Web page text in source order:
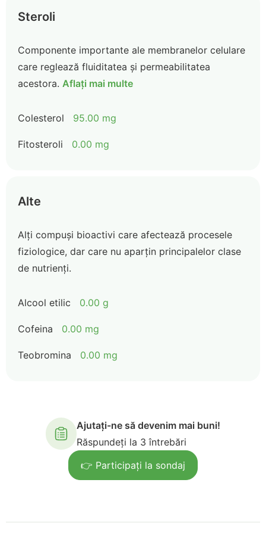
Steroli
Componente importante ale membranelor celulare
care reglează fluiditatea și permeabilitatea
acestora. Aflați mai multe
Colesterol 95.00 mg
Fitosteroli 0.00 mg
Alte
Alți compuși bioactivi care afectează procesele
fiziologice, dar care nu aparțin principalelor clase
de nutrienți.
Alcool etilic 0.00 g
Cofeina 0.00 mg
Teobromina 0.00 mg
Ajutați-ne să devenim mai buni!
Răspundeți la 3 întrebări
👉 Participați la sondaj